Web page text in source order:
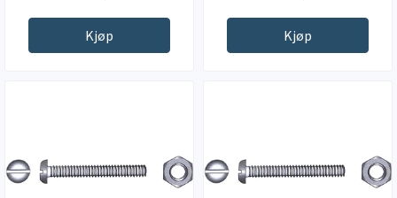
Kjøp Kjøp